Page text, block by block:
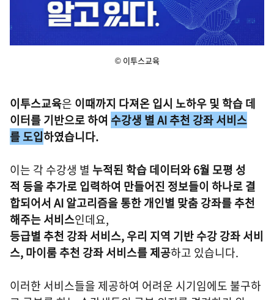
© 이투스교육
이투스교육은 이때까지 다져온 입시 노하우 및 학습 데
이터를 기반으로 하여 수강생 별 AI 추천 강좌 서비스
를 도입하였습니다.
이는 각 수강생 별 누적된 학습 데이터와 6월 모평 성
적 등을 추가로 입력하여 만들어진 정보들이 하나로 결
합되어서 AI 알고리즘을 통한 개인별 맞춤 강좌를 추천
해주는 서비스인데요,
등급별 추천 강좌 서비스, 우리 지역 기반 수강 강좌 서비
스, 마이룸 추천 강좌 서비스를 제공하고 있습니다.
이러한 서비스들을 제공하여 어려운 시기임에도 불구하